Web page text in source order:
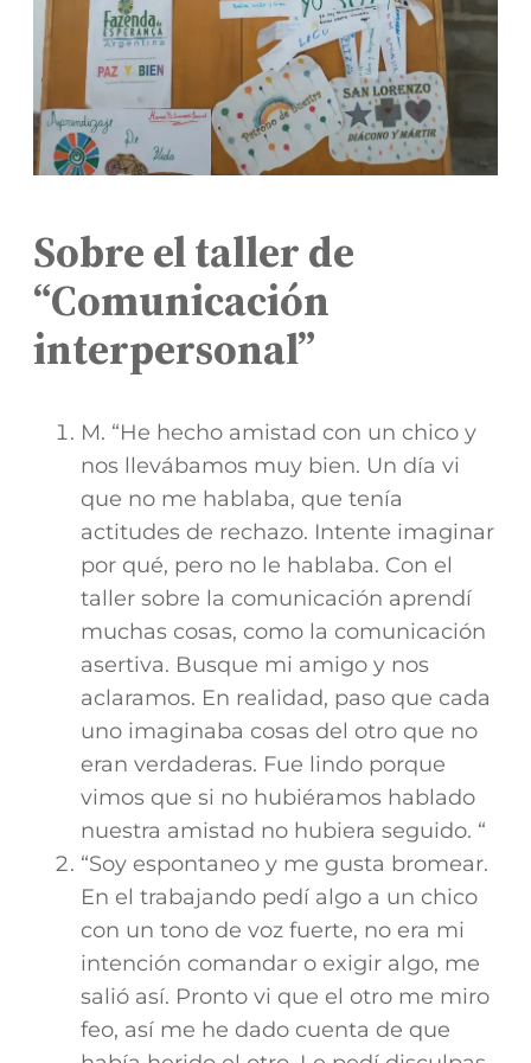
Sobre el taller de
“Comunicación
interpersonal”
M. “He hecho amistad con un chico y
nos llevábamos muy bien. Un día vi
que no me hablaba, que tenía
actitudes de rechazo. Intente imaginar
por qué, pero no le hablaba. Con el
taller sobre la comunicación aprendí
muchas cosas, como la comunicación
asertiva. Busque mi amigo y nos
aclaramos. En realidad, paso que cada
uno imaginaba cosas del otro que no
eran verdaderas. Fue lindo porque
vimos que si no hubiéramos hablado
nuestra amistad no hubiera seguido. “
“Soy espontaneo y me gusta bromear.
En el trabajando pedí algo a un chico
con un tono de voz fuerte, no era mi
intención comandar o exigir algo, me
salió así. Pronto vi que el otro me miro
feo, así me he dado cuenta de que